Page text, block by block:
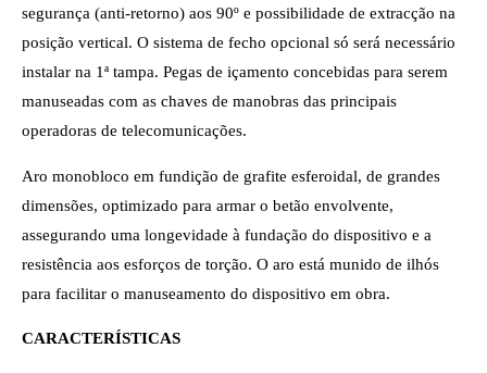
segurança (anti-retorno) aos 90º e possibilidade de extracção na
posição vertical. O sistema de fecho opcional só será necessário
instalar na 1ª tampa. Pegas de içamento concebidas para serem
manuseadas com as chaves de manobras das principais
operadoras de telecomunicações.
Aro monobloco em fundição de grafite esferoidal, de grandes
dimensões, optimizado para armar o betão envolvente,
assegurando uma longevidade à fundação do dispositivo e a
resistência aos esforços de torção. O aro está munido de ilhós
para facilitar o manuseamento do dispositivo em obra.
CARACTERÍSTICAS